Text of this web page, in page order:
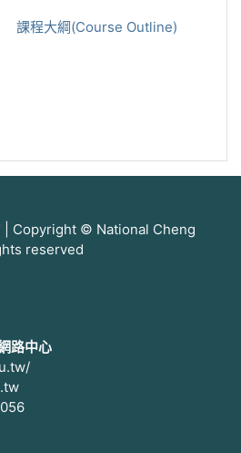
課程大綱(Course Outline)
| Copyright © National Cheng
reserved
路中心